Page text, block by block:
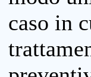
caso in